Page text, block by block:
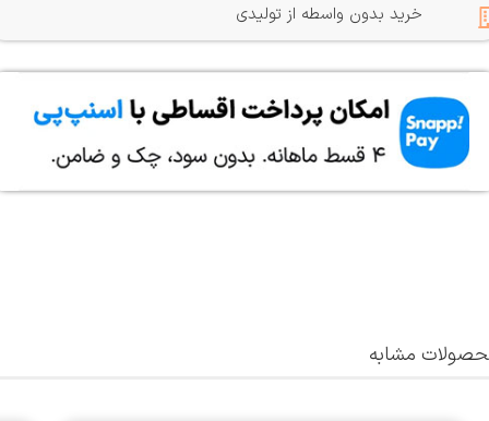
خرید بدون واسطه از تولیدی
مشابه